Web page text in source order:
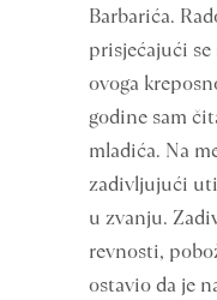
Barbarića.
prisjećajući
ovoga
godine sam
mladića. Na
zadivljujući
u zvanju.
revnosti,
ostavio da je